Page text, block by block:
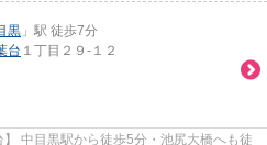
黒 」駅 徒歩7分
台 １丁目２９-１２
】 中目黒駅から徒歩5分・池尻大橋へも徒